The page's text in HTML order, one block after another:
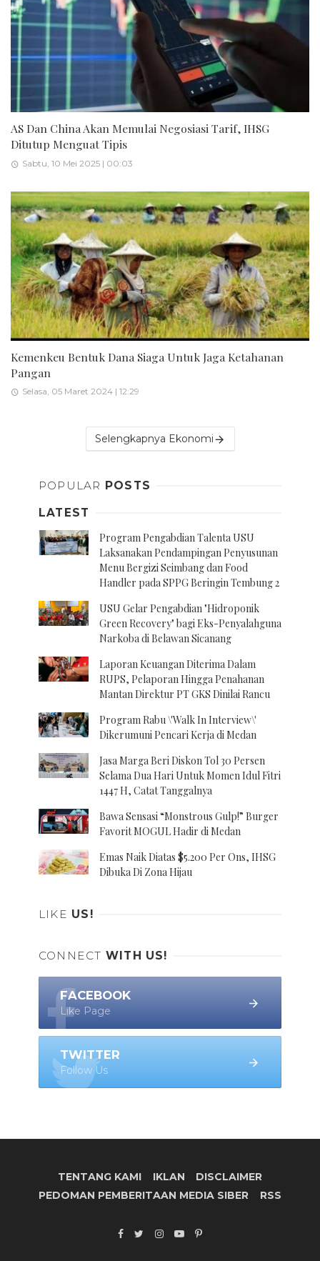
AS Dan China Akan Memulai Negosiasi Tarif, IHSG
Ditutup Menguat Tipis
Sabtu, 10 Mei 2025 | 00:03
Kemenkeu Bentuk Dana Siaga Untuk Jaga Ketahanan
Pangan
Selasa, 05 Maret 2024 | 12:29
Selengkapnya Ekonomi
POPULAR POSTS
LATEST
Program Pengabdian Talenta USU
Laksanakan Pendampingan Penyusunan
Menu Bergizi Seimbang dan Food
Handler pada SPPG Beringin Tembung 2
USU Gelar Pengabdian "Hidroponik
Green Recovery" bagi Eks-Penyalahguna
Narkoba di Belawan Sicanang
Laporan Keuangan Diterima Dalam
RUPS, Pelaporan Hingga Penahanan
Mantan Direktur PT GKS Dinilai Rancu
Program Rabu \'Walk In Interview\'
Dikerumuni Pencari Kerja di Medan
Jasa Marga Beri Diskon Tol 30 Persen
Selama Dua Hari Untuk Momen Idul Fitri
1447 H, Catat Tanggalnya
Bawa Sensasi “Monstrous Gulp!” Burger
Favorit MOGUL Hadir di Medan
Emas Naik Diatas $5.200 Per Ons, IHSG
Dibuka Di Zona Hijau
LIKE US!
CONNECT WITH US!
FACEBOOK
Like Page
TWITTER
Follow Us
TENTANG KAMI IKLAN
DISCLAIMER
PEDOMAN PEMBERITAAN MEDIA SIBER
RSS